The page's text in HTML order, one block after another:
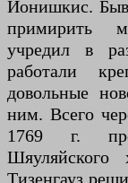
Йонишкис.
примирить
учредил в
работали
довольные
ним. Всего
1769 г.
Шяуляйского
Тизенгауз